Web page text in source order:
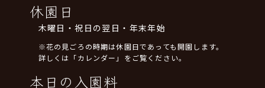
休園日
木曜日・祝日の翌日・年末年始
※花の見ごろの時期は休園日であっても開園します。
詳しくは「カレンダー」をご覧ください。
本日の入園料